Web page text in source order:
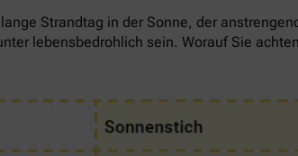
Strandtag in der Sonne, der
lebensbedrohlich sein. Worauf Sie